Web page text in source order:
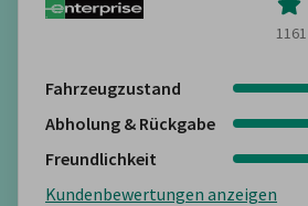
Fahrzeugzustand
Abholung & Rückgabe
Freundlichkeit
Kundenbewertungen anzeigen